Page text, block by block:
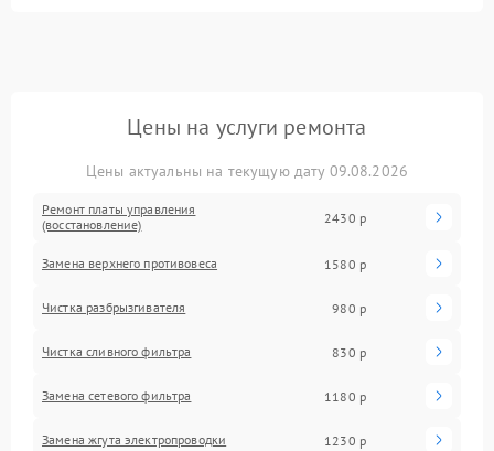
Цены на услуги ремонта
Цены актуальны на текущую дату 09.08.2026
Ремонт платы управления
(восстановление)
2430 р
Замена верхнего противовеса 1580 р
Чистка разбрызгивателя 980 р
Чистка сливного фильтра 830 р
Замена сетевого фильтра 1180 р
Замена жгута электропроводки 1230 р